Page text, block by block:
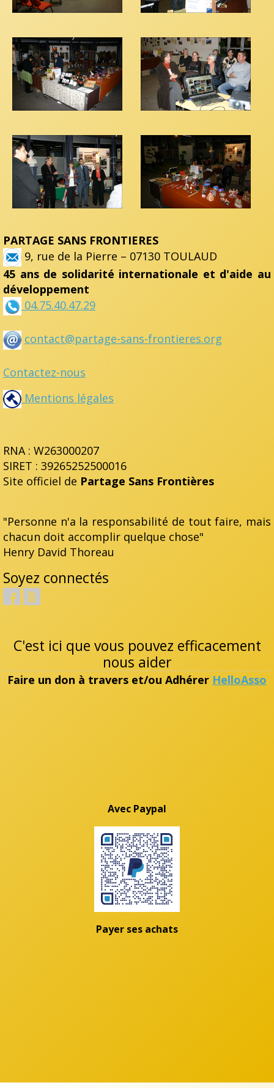
PARTAGE SANS FRONTIERES
9, rue de la Pierre – 07130 TOULAUD
45 ans de solidarité internationale et d'aide au
développement
04.75.40.47.29
contact@partage-sans-frontieres.org
Contactez-nous
Mentions légales
RNA : W263000207
SIRET : 39265252500016
Site officiel de Partage Sans Frontières
"Personne n'a la responsabilité de tout faire, mais
chacun doit accomplir quelque chose"
Henry David Thoreau
Soyez connectés
C'est ici que vous pouvez efficacement
nous aider
Faire un don à travers et/ou Adhérer HelloAsso
Avec Paypal
Payer ses achats